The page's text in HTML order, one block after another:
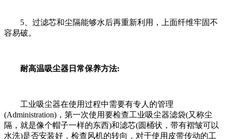
5、过滤芯和尘隔能够水后再重新利用，上面纤维牢固不
容易破。
耐高温吸尘器日常保养方法:
工业吸尘器在使用过程中需要有专人的管理
(Administration)，第一次使用要检查工业吸尘器滤袋(又称尘
隔，就是像个帽子一样的东西)和滤芯(圆桶状，带有褶皱可以
水洗)是否安装好，检查风机的转向，对于使用皮带传动的工